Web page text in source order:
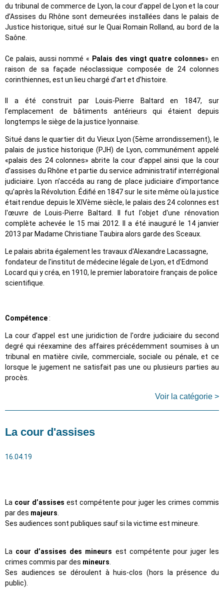
du tribunal de commerce de Lyon, la cour d’appel de Lyon et la cour
d’Assises du Rhône sont demeurées installées dans le palais de
Justice historique, situé sur le Quai Romain Rolland, au bord de la
Saône.
Ce palais, aussi nommé « Palais des vingt quatre colonnes» en
raison de sa façade néoclassique composée de 24 colonnes
corinthiennes, est un lieu chargé d’art et d’histoire.
Il a été construit par Louis-Pierre Baltard en 1847, sur
l’emplacement de bâtiments antérieurs qui étaient depuis
longtemps le siège de la justice lyonnaise.
Situé dans le quartier dit du Vieux Lyon (5ème arrondissement), le
palais de justice historique (PJH) de Lyon, communément appelé
«palais des 24 colonnes» abrite la cour d’appel ainsi que la cour
d’assises du Rhône et partie du service administratif interrégional
judiciaire. Lyon n’accéda au rang de place judiciaire d’importance
qu’après la Révolution. Édifié en 1847 sur le site même où la justice
était rendue depuis le XIVème siècle, le palais des 24 colonnes est
l'œuvre de Louis-Pierre Baltard. Il fut l'objet d'une rénovation
complète achevée le 15 mai 2012. Il a été inauguré le 14 janvier
2013 par Madame Christiane Taubira alors garde des Sceaux.
Le palais abrita également les travaux d'Alexandre Lacassagne,
fondateur de l'institut de médecine légale de Lyon, et d'Edmond
Locard qui y créa, en 1910, le premier laboratoire français de police
scientifique.
Compétence:
La cour d'appel est une juridiction de l'ordre judiciaire du second
degré qui réexamine des affaires précédemment soumises à un
tribunal en matière civile, commerciale, sociale ou pénale, et ce
lorsque le jugement ne satisfait pas une ou plusieurs parties au
procès.
Voir la catégorie >
La cour d'assises
16.04.19
La cour d’assises est compétente pour juger les crimes commis
par des majeurs
Ses audiences sont publiques sauf si la victime est mineure.
La cour d’assises des mineurs est compétente pour juger les
crimes commis par des mineurs
Ses audiences se déroulent à huis-clos (hors la présence du
public).